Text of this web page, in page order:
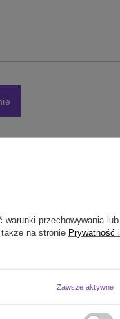
warunki przechowywania lub
na stronie Prywatność i
Zawsze aktywne